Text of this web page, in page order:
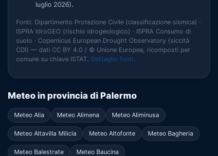
luglio 2026).
Fonti: Dipartimento Protezione Civile (classificazione sismica) ·
ISPRA IdroGEO (rischio idrogeologico) · ISPRA Consumo di
suolo · Copernicus European Drought Observatory (siccità
CDI) — dati CC BY 4.0 / © Unione Europea, ricomposti per
comune su chiave ISTAT. Dettaglio fonti.
Meteo in provincia di Palermo
Meteo Alia Meteo Alimena Meteo Aliminusa
Meteo Altavilla Milicia Meteo Altofonte Meteo Bagheria
Meteo Balestrate Meteo Baucina